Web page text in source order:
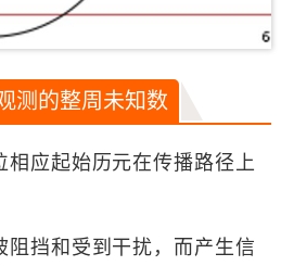
测的整周未知数
相应起始历元在传播路径上
阻挡和受到干扰，而产生信